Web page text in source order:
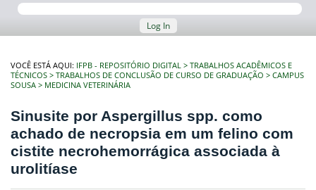
Log In
VOCÊ ESTÁ AQUI: IFPB - REPOSITÓRIO DIGITAL
TRABALHOS ACADÊMICOS E
TÉCNICOS
TRABALHOS DE CONCLUSÃO DE CURSO DE GRADUAÇÃO
CAMPUS
SOUSA
MEDICINA VETERINÁRIA
Sinusite por Aspergillus spp. como
achado de necropsia em um felino com
cistite necrohemorrágica associada à
urolitíase